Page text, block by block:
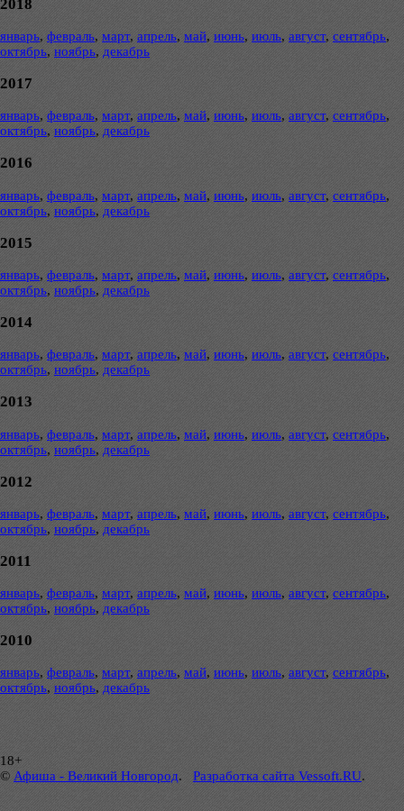
2018
январь, февраль, март, апрель, май, июнь, июль, август, сентябрь,
октябрь, ноябрь, декабрь
2017
январь, февраль, март, апрель, май, июнь, июль, август, сентябрь,
октябрь, ноябрь, декабрь
2016
январь, февраль, март, апрель, май, июнь, июль, август, сентябрь,
октябрь, ноябрь, декабрь
2015
январь, февраль, март, апрель, май, июнь, июль, август, сентябрь,
октябрь, ноябрь, декабрь
2014
январь, февраль, март, апрель, май, июнь, июль, август, сентябрь,
октябрь, ноябрь, декабрь
2013
январь, февраль, март, апрель, май, июнь, июль, август, сентябрь,
октябрь, ноябрь, декабрь
2012
январь, февраль, март, апрель, май, июнь, июль, август, сентябрь,
октябрь, ноябрь, декабрь
2011
январь, февраль, март, апрель, май, июнь, июль, август, сентябрь,
октябрь, ноябрь, декабрь
2010
январь, февраль, март, апрель, май, июнь, июль, август, сентябрь,
октябрь, ноябрь, декабрь
18+
© Афиша - Великий Новгород. Разработка сайта Vessoft.RU.